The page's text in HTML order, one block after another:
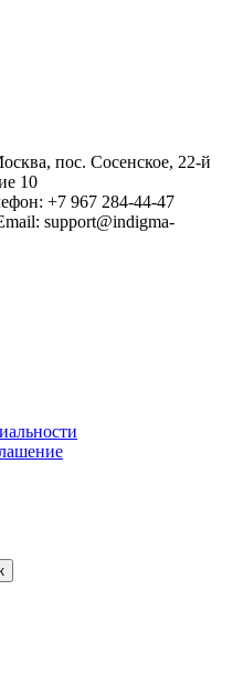
пос. Сосенское, 22-й
10
+7 967 284-44-47
support@indigma-